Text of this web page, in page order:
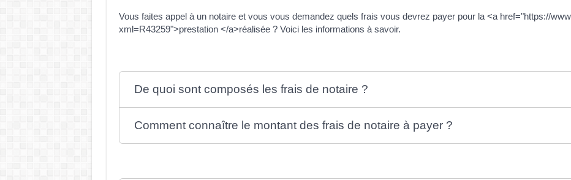
Vous faites appel à un notaire et vous vous demandez quels frais vous devrez payer pour la <a href="https://
xml=R43259">prestation </a>réalisée ? Voici les informations à savoir.
De quoi sont composés les frais de notaire ?
Comment connaître le montant des frais de notaire à payer ?